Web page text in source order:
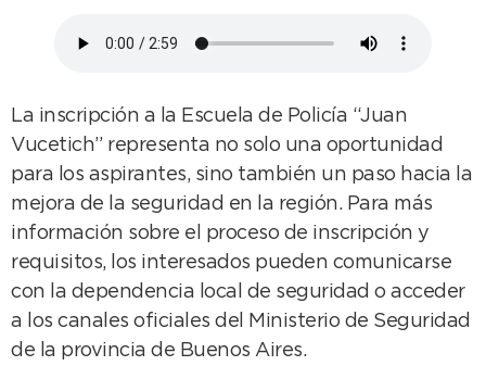
La inscripción a la Escuela de Policía “Juan
Vucetich” representa no solo una oportunidad
para los aspirantes, sino también un paso hacia la
mejora de la seguridad en la región. Para más
información sobre el proceso de inscripción y
requisitos, los interesados pueden comunicarse
con la dependencia local de seguridad o acceder
a los canales oficiales del Ministerio de Seguridad
de la provincia de Buenos Aires.